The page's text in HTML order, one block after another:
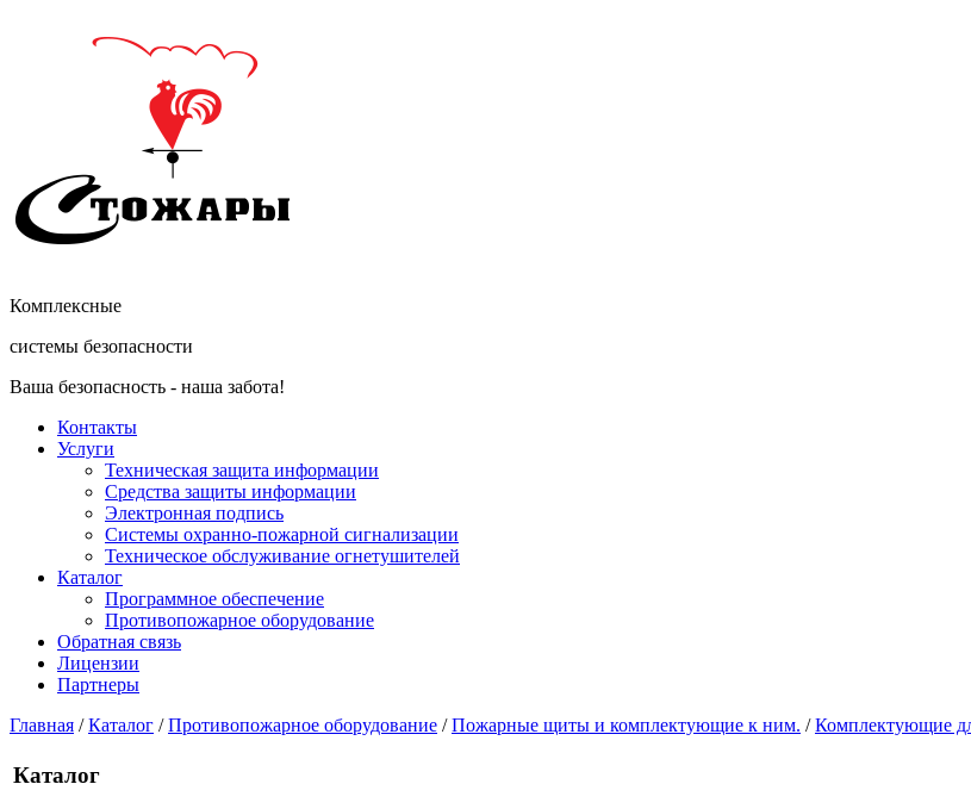
Комплексные
системы безопасности
Ваша безопасность - наша забота!
Контакты
Услуги
Техническая защита информации
Средства защиты информации
Электронная подпись
Системы охранно-пожарной сигнализации
Техническое обслуживание огнетушителей
Каталог
Программное обеспечение
Противопожарное оборудование
Обратная связь
Лицензии
Партнеры
Главная /Каталог /Противопожарное оборудование /Пожарные щиты и комплектующие к ним. /Комплектующие
Каталог